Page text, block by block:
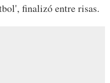
finalizó entre risas.